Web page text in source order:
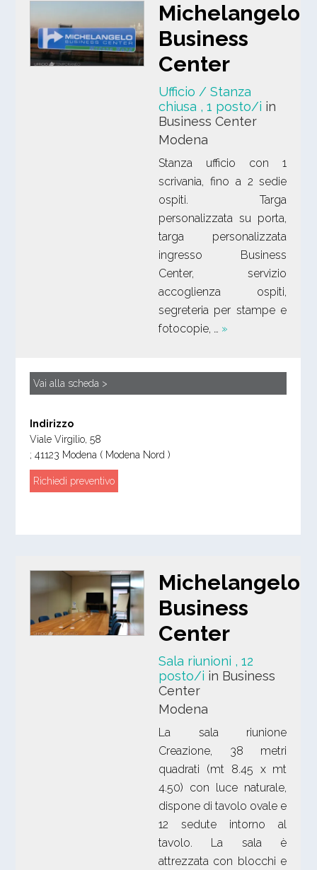
Michelangelo
Business
Center
Ufficio / Stanza
chiusa , 1 posto/i in
Business Center
Modena
Stanza ufficio con 1
scrivania, fino a 2 sedie
ospiti. Targa
personalizzata su porta,
targa personalizzata
ingresso Business
Center, servizio
accoglienza ospiti,
segreteria per stampe e
fotocopie, … »
Vai alla scheda >
Indirizzo
Viale Virgilio, 58
;41123 Modena ( Modena Nord )
Richiedi preventivo
Michelangelo
Business
Center
Sala riunioni , 12
posto/i in Business
Center
Modena
La sala riunione
Creazione, 38 metri
quadrati (mt 8.45 x mt
4.50) con luce naturale,
dispone di tavolo ovale e
12 sedute intorno al
tavolo. La sala è
attrezzata con blocchi e